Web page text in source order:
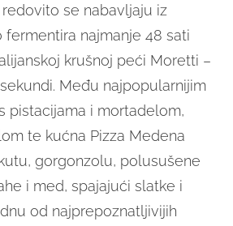
redovito se nabavljaju iz
fermentira najmanje 48 sati
krušnoj peći Moretti –
Među najpopularnijim
pistacijama i mortadelom,
te kućna Pizza Medena
gorgonzolu, polusušene
i med, spajajući slatke i
od najprepoznatljivijih